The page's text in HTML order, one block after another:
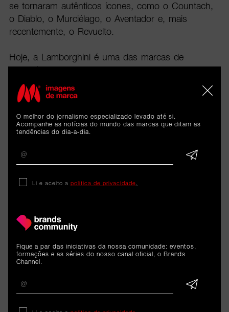
se tornaram autênticos ícones, como o Countach,
o Diablo, o Murciélago, o Aventador e, mais
recentemente, o Revuelto.
Hoje, a Lamborghini é uma das marcas de
automóveis mais prestigiadas do mundo e pertence
ao Volkswagen Group, através da Audi. A sua
história continua, no entanto, a estar
Ferruccio Lamborghini e Enzo Ferrari - um episódio
que, independentemente da forma exata como
aconteceu, inspirou um empresário bem-sucedido a
entrar num novo mercado e a criar uma marca que
admirou.
O melhor do jornalismo especializado levado até si.
Acompanhe as notícias do mundo das marcas que ditam as
tendências do dia-a-dia.
Li e aceito a política de privacidade.
Fique a par das iniciativas da nossa comunidade: eventos,
formações e as séries do nosso canal oficial, o Brands
Channel.